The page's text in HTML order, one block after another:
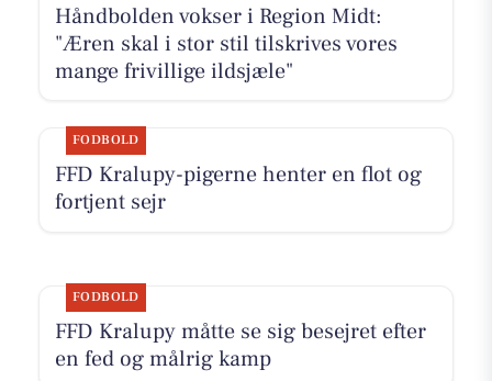
Håndbolden vokser i Region Midt:
"Æren skal i stor stil tilskrives vores
mange frivillige ildsjæle"
FODBOLD
FFD Kralupy-pigerne henter en flot og
fortjent sejr
FODBOLD
FFD Kralupy måtte se sig besejret efter
en fed og målrig kamp